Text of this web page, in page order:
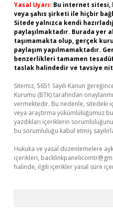
Yasal Uyarı: Bu internet sitesi,
veya şahıs şirketi ile hiçbir
Sitede yalnızca kendi
paylaşılmaktadır. Burada
taşımamakta olup, gerçek
paylaşım yapılmamaktadır.
benzerlikleri tamamen
taslak halindedir ve tavsiye
Sitemiz, 5651 Sayılı Kanun
Kurumu (BTK) tarafından
vermektedir. Bu nedenle, sitedeki
veya araştırma yükümlülüğümüz
yazdıkları içeriklerin
bu sorumluluğu kabul etmiş
Hukuka ve yasal düzenlemelere
içerikleri,
halinde, ilgili içerikler yasal süre